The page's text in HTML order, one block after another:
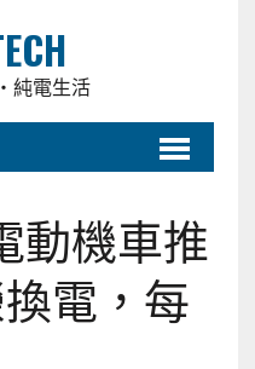
純電生活
動機車推
換電，每